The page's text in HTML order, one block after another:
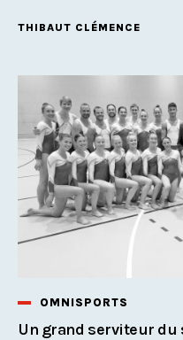
THIBAUT CLÉMENCE
OMNISPORTS
Un grand serviteur du